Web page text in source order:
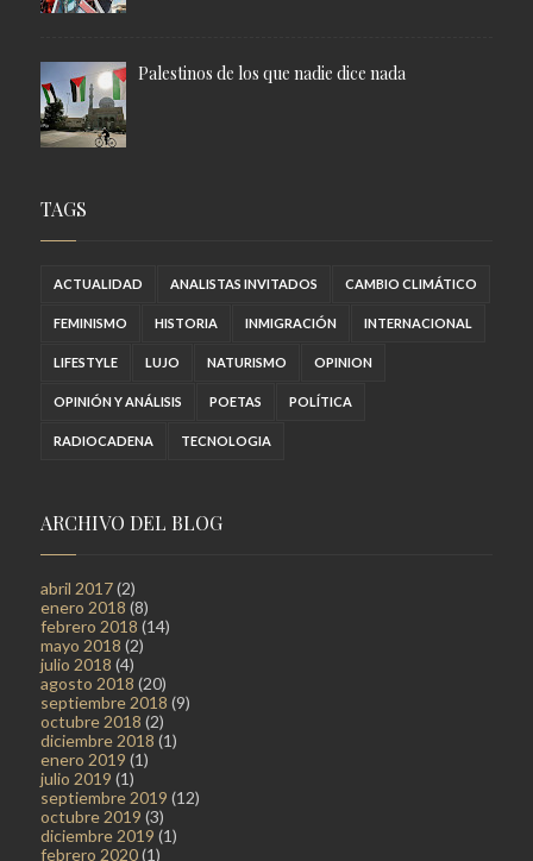
Palestinos de los que nadie dice nada
TAGS
ACTUALIDAD ANALISTAS INVITADOS CAMBIO CLIMÁTICO
FEMINISMO HISTORIA INMIGRACIÓN INTERNACIONAL
LIFESTYLE LUJO NATURISMO OPINION
OPINIÓN Y ANÁLISIS POETAS POLÍTICA
RADIOCADENA TECNOLOGIA
ARCHIVO DEL BLOG
abril 2017(2)
enero 2018 (8)
febrero 2018 (14)
mayo 2018 (2)
julio 2018 (4)
agosto 2018 (20)
septiembre 2018 (9)
octubre 2018 (2)
diciembre 2018 (1)
enero 2019 (1)
julio 2019 (1)
septiembre 2019 (12)
octubre 2019 (3)
diciembre 2019 (1)
febrero 2020(1)